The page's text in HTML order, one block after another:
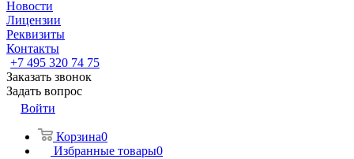
Новости
Лицензии
Реквизиты
Контакты
+7 495 320 74 75
Заказать звонок
Задать вопрос
Войти
Корзина0
Избранные товары0